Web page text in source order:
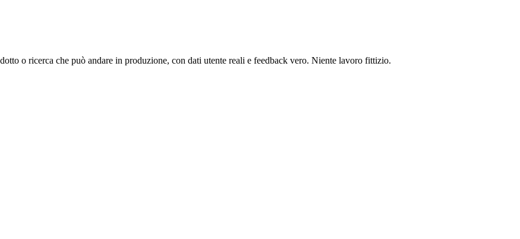
o ricerca che può andare in produzione, con dati utente reali e feedback vero. Niente lavoro fittizio.